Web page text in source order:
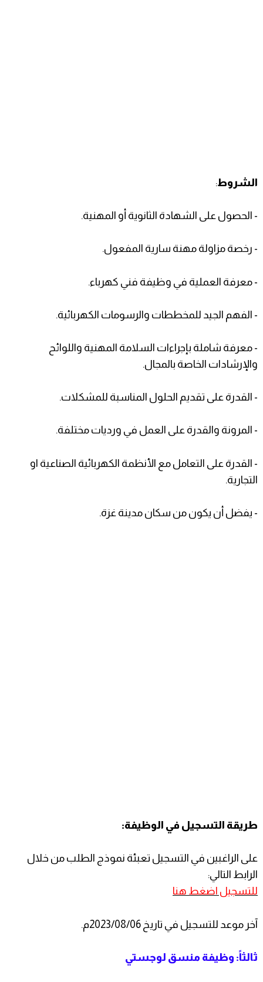
الشروط:
- الحصول على الشهادة الثانوية أو المهنية.
- رخصة مزاولة مهنة سارية المفعول.
- معرفة العملية في وظيفة فني كهرباء.
- الفهم الجيد للمخططات والرسومات الكهربائية.
- معرفة شاملة بإجراءات السلامة المهنية واللوائح
والإرشادات الخاصة بالمجال.
- القدرة على تقديم الحلول المناسبة للمشكلات.
- المرونة والقدرة على العمل في ورديات مختلفة.
- القدرة على التعامل مع الأنظمة الكهربائية الصناعية او
التجارية.
- يفضل أن يكون من سكان مدينة غزة.
طريقة التسجيل في الوظيفة:
على الراغبين في التسجيل تعبئة نموذج الطلب من خلال
الرابط التالي:
للتسجيل اضغط هنا
آخر موعد للتسجيل في تاريخ 2023/08/06م.
ثالثاً: وظيفة منسق لوجستي